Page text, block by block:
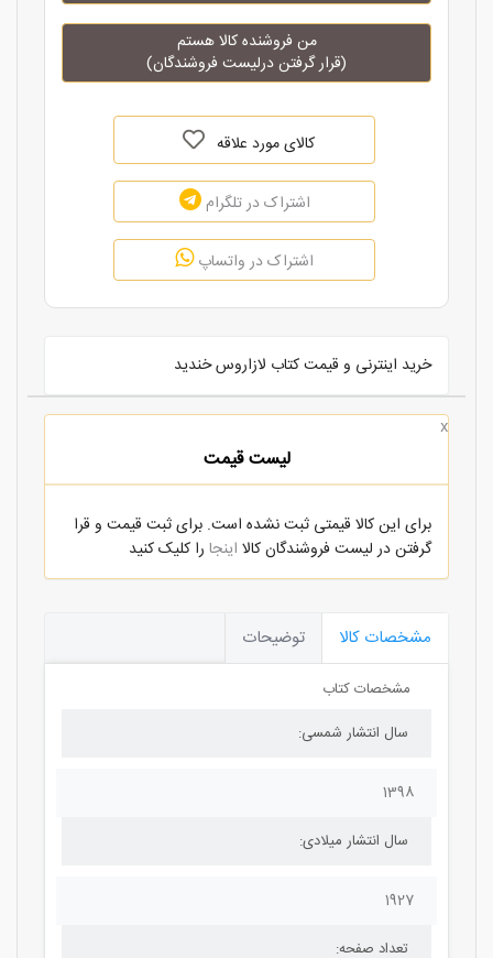
من فروشنده کالا هستم
(قرار گرفتن درلیست فروشندگان)
کالای مورد علاقه
اشتراک در تلگرام
اشتراک در واتساپ
خرید اینترنی و قیمت کتاب لازاروس خندید
x
لیست قیمت
برای این کالا قیمتی ثبت نشده است. برای ثبت قیمت و قرا
گرفتن در لیست فروشندگان کالا اینجا را کلیک کنید
مشخصات کالا توضیحات
مشخصات کتاب
سال انتشار شمسی:
1398
سال انتشار میلادی:
1927
تعداد صفحه: